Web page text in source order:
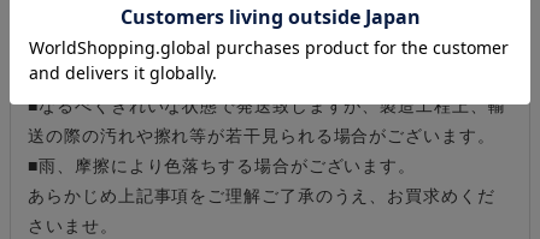
■撮影場所やイメージにより実際の商品と色味が若干異なる
場合がございます。商品のお色味はカラーバリエーション
画像をご参照ください。
■なるべくきれいな状態で発送致しますが、製造工程上、輸
送の際の汚れや擦れ等が若干見られる場合がございます。
■雨、摩擦により色落ちする場合がございます。
あらかじめ上記事項をご理解ご了承のうえ、お買求めくだ
さいませ。